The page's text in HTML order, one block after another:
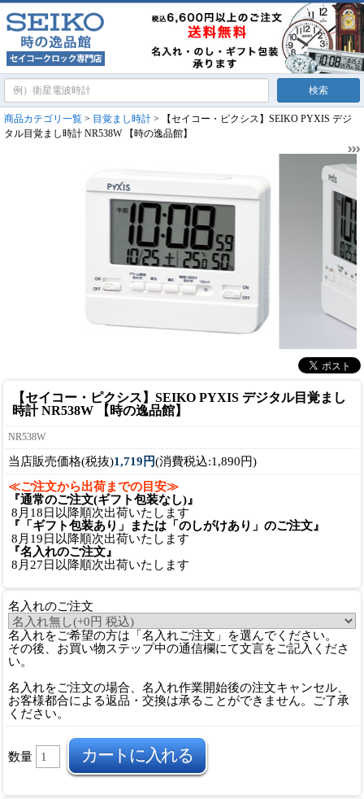
商品カテゴリ一覧 > 目覚まし時計 > 【セイコー・ピクシス】SEIKO PYXIS デジ
タル目覚まし時計 NR538W 【時の逸品館】
【セイコー・ピクシス】SEIKO PYXIS デジタル目覚まし
時計 NR538W 【時の逸品館】
NR538W
当店販売価格(税抜)1,719円(消費税込:1,890円)
≪ご注文から出荷までの目安≫
『通常のご注文(ギフト包装なし)』
8月18日以降順次出荷いたします
『「ギフト包装あり」または「のしがけあり」のご注文』
8月19日以降順次出荷いたします
『名入れのご注文』
8月27日以降順次出荷いたします
名入れのご注文
名入れをご希望の方は「名入れご注文」を選んでください。
その後、お買い物ステップ中の通信欄にて文言をご記入くださ
い。
名入れをご注文の場合、名入れ作業開始後の注文キャンセル、
お客様都合による返品・交換は承ることができません。ご了承
ください。
数量